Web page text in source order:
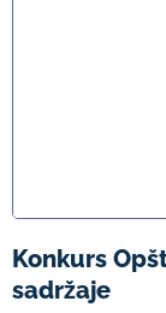
Konkurs
sadržaje